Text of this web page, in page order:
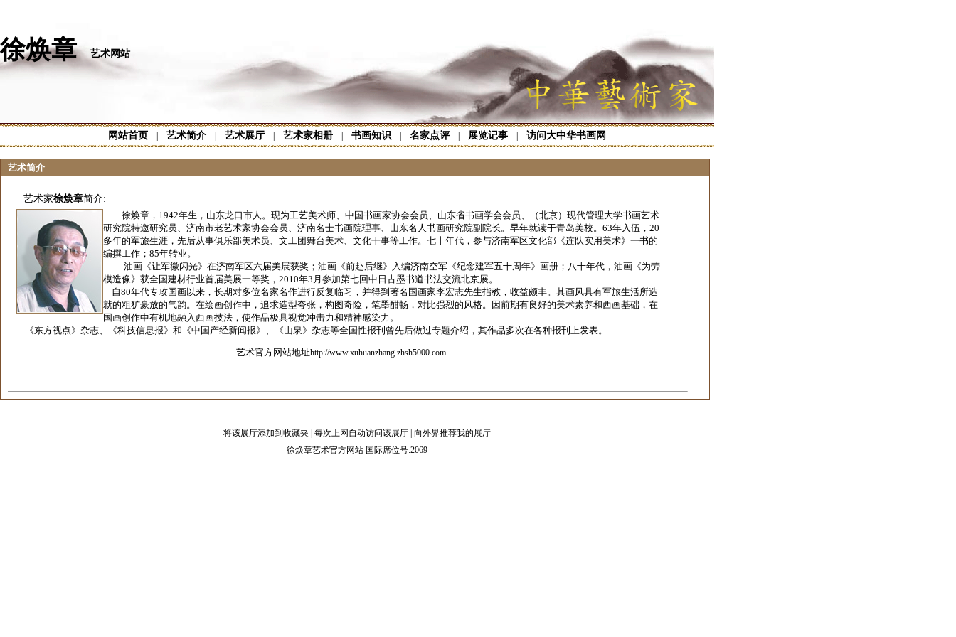
徐焕章 艺术网站
网站首页 艺术简介 艺术展厅 艺术家相册 书画知识 名家点评| 展览记事 访问大中华书画网
艺术简介
艺术家徐焕章简介:
徐焕章，1942年生，山东龙口市人。现为工艺美术师、中国书画家协会会员、山东省书画学会会员、（北京）现代管理大学书画艺术
研究院特邀研究员、济南市老艺术家协会会员、济南名士书画院理事、山东名人书画研究院副院长。早年就读于青岛美校。63年入伍，20
多年的军旅生涯，先后从事俱乐部美术员、文工团舞台美术、文化干事等工作。七十年代，参与济南军区文化部《连队实用美术》一书的
编撰工作；85年转业。
油画《让军徽闪光》在济南军区六届美展获奖；油画《前赴后继》入编济南空军《纪念建军五十周年》画册；八十年代，油画《为劳
模造像》获全国建材行业首届美展一等奖，2010年3月参加第七回中日古墨书道书法交流北京展。
自80年代专攻国画以来，长期对多位名家名作进行反复临习，并得到著名国画家李宏志先生指教，收益颇丰。其画风具有军旅生活所造
就的粗犷豪放的气韵。在绘画创作中，追求造型夸张，构图奇险，笔墨酣畅，对比强烈的风格。因前期有良好的美术素养和西画基础，在
国画创作中有机地融入西画技法，使作品极具视觉冲击力和精神感染力。
《东方视点》杂志、《科技信息报》和《中国产经新闻报》、《山泉》杂志等全国性报刊曾先后做过专题介绍，其作品多次在各种报刊上发表。
艺术官方网站地址http://www.xuhuanzhang.zhsh5000.com
将该展厅添加到收藏夹 每次上网自动访问该展厅 向外界推荐我的展厅
徐焕章艺术官方网站 国际席位号:2069